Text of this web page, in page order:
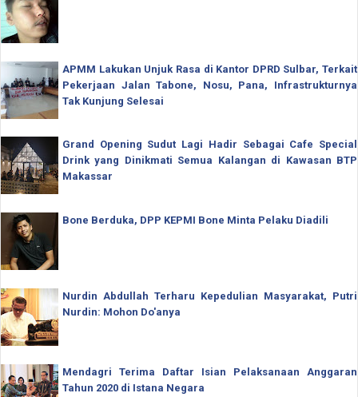
APMM Lakukan Unjuk Rasa di Kantor DPRD Sulbar, Terkait
Pekerjaan Jalan Tabone, Nosu, Pana, Infrastrukturnya
Tak Kunjung Selesai
Grand Opening Sudut Lagi Hadir Sebagai Cafe Special
Drink yang Dinikmati Semua Kalangan di Kawasan BTP
Makassar
Bone Berduka, DPP KEPMI Bone Minta Pelaku Diadili
Nurdin Abdullah Terharu Kepedulian Masyarakat, Putri
Nurdin: Mohon Do'anya
Mendagri Terima Daftar Isian Pelaksanaan Anggaran
Tahun 2020 di Istana Negara